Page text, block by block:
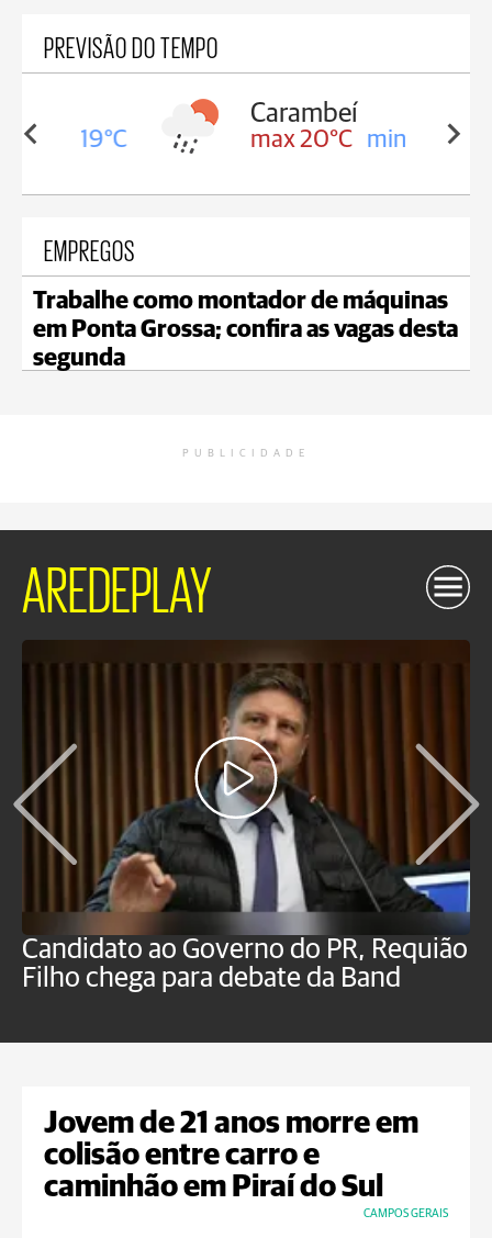
PREVISÃO DO TEMPO
19°C
Carambeí
max 20°C min 19°C
EMPREGOS
Trabalhe como montador de máquinas
em Ponta Grossa; confira as vagas desta
segunda
PUBLICIDADE
AREDEPLAY
Candidato ao Governo do PR, Requião
Filho chega para debate da Band
Jovem de 21 anos morre em
colisão entre carro e
caminhão em Piraí do Sul
CAMPOS GERAIS